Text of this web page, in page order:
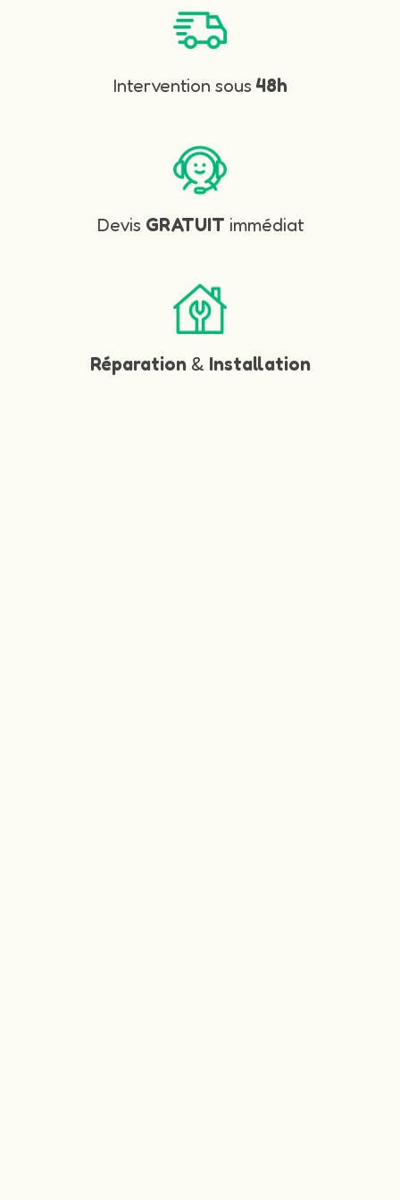
Intervention sous 48h
Devis GRATUIT immédiat
Réparation & Installation